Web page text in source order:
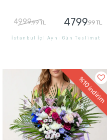
4999,99 TL 4799,99 TL
İstanbul İçi Aynı Gün Teslimat
%10
indirim